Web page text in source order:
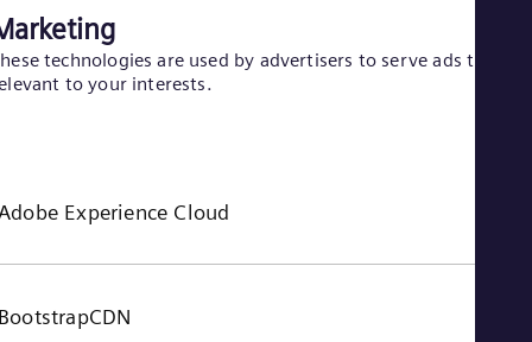
technologies are used by advertisers to serve ads that
to your interests.
Experience Cloud